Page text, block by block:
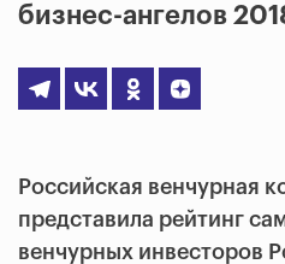
бизнес-ангелов
Российская венчурная
представила рейтинг
венчурных инвесторов